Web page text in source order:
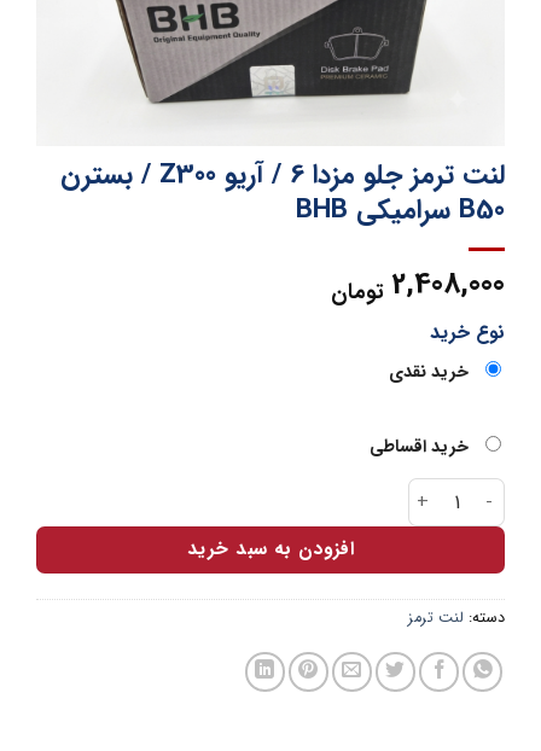
لنت ترمز جلو مزدا 6 / آریو Z300 / بسترن
B50 سرامیکی BHB
2,408,000 تومان
نوع خرید
خرید نقدی
خرید اقساطی
لنت ترمز جلو مزدا 6 / آریو Z300 / بسترن B50 سرامیکی BHB عدد
افزودن به سبد خرید
دسته:لنت ترمز